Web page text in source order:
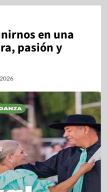
en una
pasión y